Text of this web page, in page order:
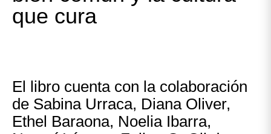
que cura
El libro cuenta con la colaboración
de Sabina Urraca, Diana Oliver,
Ethel Baraona, Noelia Ibarra,